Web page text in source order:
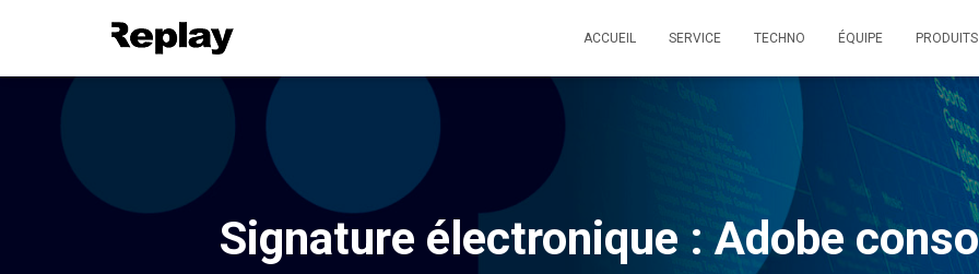
ACCUEIL SERVICE TECHNO ÉQUIPE PRODUITS
Signature électronique : Adobe